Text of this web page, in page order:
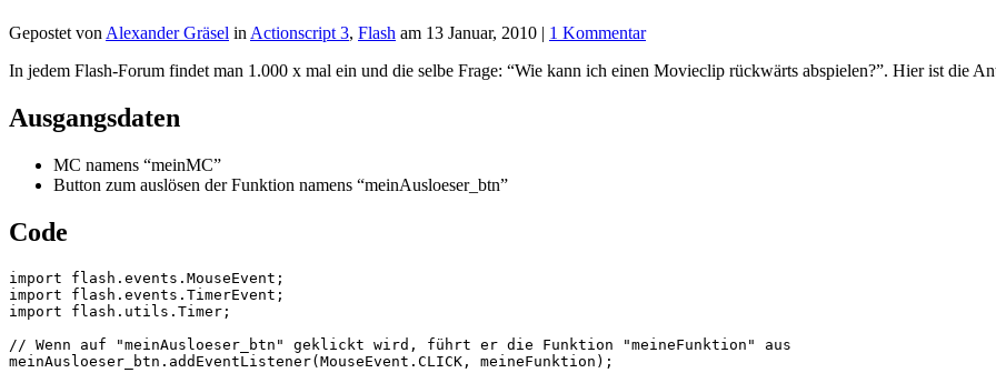
Gepostet von Alexander Gräsel in Actionscript 3, Flash am 13 Januar, 2010 | 1 Kommentar
In jedem Flash-Forum findet man 1.000 x mal ein und die selbe Frage: “Wie kann ich einen Movieclip rückwärts abspielen?”. Hier ist die
Ausgangsdaten
MC namens “meinMC”
Button zum auslösen der Funktion namens “meinAusloeser_btn”
Code
import flash.events.MouseEvent;
import flash.events.TimerEvent;
import flash.utils.Timer;
// Wenn auf "meinAusloeser_btn" geklickt wird, führt er die Funktion "meineFunktion" aus
meinAusloeser_btn.addEventListener(MouseEvent.CLICK, meineFunktion);